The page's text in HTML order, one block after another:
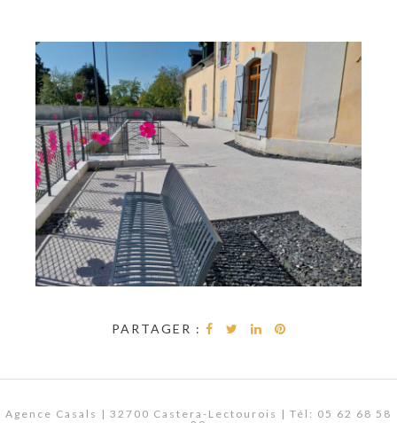
PARTAGER :
Agence Casals | 32700 Castera-Lectourois | Tél: 05 62 68 58